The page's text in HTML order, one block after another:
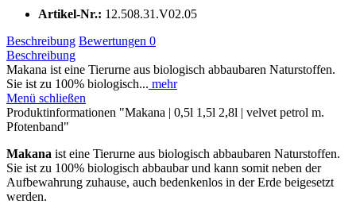
Artikel-Nr.: 12.508.31.V02.05
Beschreibung Bewertungen 0
Beschreibung
Makana ist eine Tierurne aus biologisch abbaubaren Naturstoffen.
Sie ist zu 100% biologisch... mehr
Menü schließen
Produktinformationen "Makana | 0,5l 1,5l 2,8l | velvet petrol m.
Pfotenband"
Makana ist eine Tierurne aus biologisch abbaubaren Naturstoffen.
Sie ist zu 100% biologisch abbaubar und kann somit neben der
Aufbewahrung zuhause, auch bedenkenlos in der Erde beigesetzt
werden.